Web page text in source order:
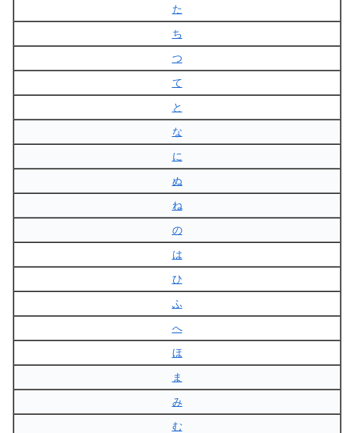
た
ち
つ
て
と
な
に
ぬ
ね
の
は
ひ
ふ
へ
ほ
ま
み
む